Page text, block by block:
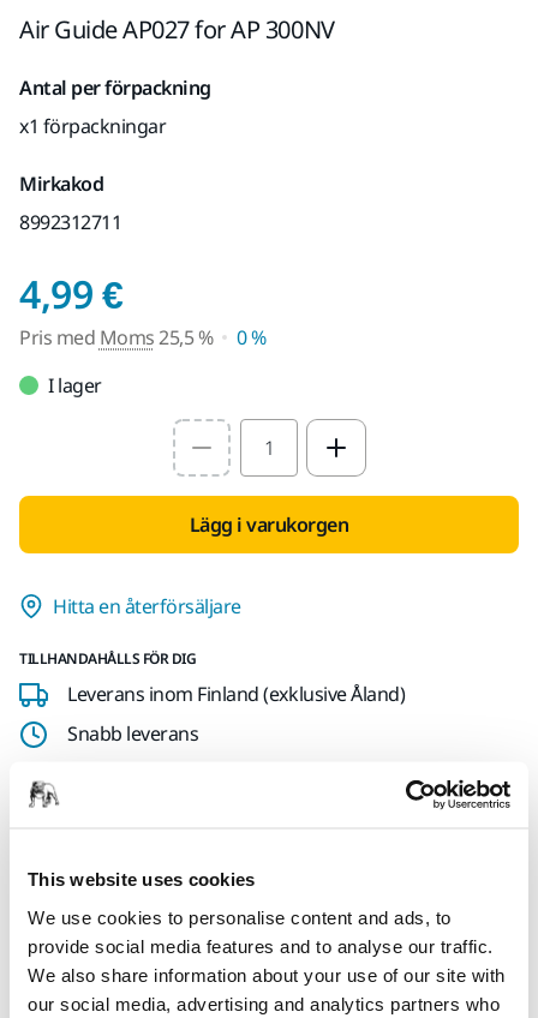
This website uses cookies
We use cookies to personalise content and ads, to
provide social media features and to analyse our traffic.
We also share information about your use of our site with
our social media, advertising and analytics partners who
Air Guide AP027 for AP 300NV
Antal per förpackning
x1 förpackningar
Mirkakod
8992312711
4,99 €Pris med Moms 25,5 %
Pris med Moms25,5 %
0 %
I lager
Select quantity value
Lägg i varukorgen
Hitta en återförsäljare
TILLHANDAHÅLLS FÖR DIG
Leverans inom Finland (exklusive Åland)
Snabb leverans
Gör en retur enkelt på www.mirka.com/sv-
fi/support/returnera-en-vara/